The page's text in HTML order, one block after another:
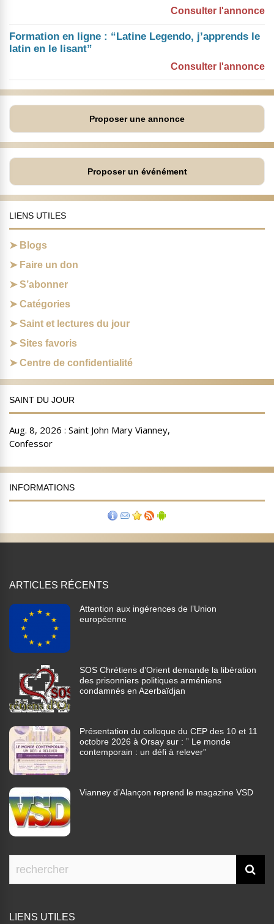
Consulter l'annonce
Formation en ligne : “Latine Legendo, j’apprends le
latin en le lisant”
Consulter l'annonce
Proposer une annonce
Proposer un événément
LIENS UTILES
Blogs
Faire un don
S’abonner
Catégories
Saint et lectures du jour
Sites favoris
Centre de confidentialité
SAINT DU JOUR
INFORMATIONS
ARTICLES RÉCENTS
Attention aux ingérences de l’Union
européenne
SOS Chrétiens d’Orient demande la libération
des prisonniers politiques arméniens
condamnés en Azerbaïdjan
Présentation du colloque du CEP des 10 et 11
octobre 2026 à Orsay sur : ” Le monde
contemporain : un défi à relever”
Vianney d’Alançon reprend le magazine VSD
LIENS UTILES